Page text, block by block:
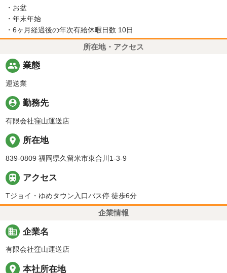
・お盆
・年末年始
・6ヶ月経過後の年次有給休暇日数 10日
所在地・アクセス
people 業態
運送業
person_pin 勤務先
有限会社窪山運送店
place 所在地
839-0809 福岡県久留米市東合川1-3-9
 アクセス
Tジョイ・ゆめタウン入口バス停 徒歩6分
企業情報
business 企業名
有限会社窪山運送店
place 本社所在地